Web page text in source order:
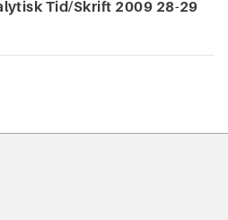
Tid/Skrift 2009 28-29